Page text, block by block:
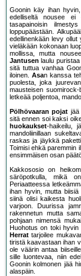
Goonin käy ihan
edelliseltä nousee ei
tasapainoisin
loppupäästään.
edellinenkään levy
vieläkään kokonaan
mollissa, mutta
Jantusen laulu
sitä tuttua vanhaa
iloinen. Asan kanssa
puolesta, joka
mausteisen
letkeää poljentoa,
Pölhövaaran pojat jää
sitä ennen soi kaksi
huokaukset-haikeilu,
mandoliinillaan
raskas ja jäykkä
Toimisi ehkä paremmin
ensimmäisen osan
Kakkososio on
säröpotkulla, mikä
Periaatteessa
ihan hyvin, mutta
siinä olisi kaikesta
varjoon. Duurissa
rakennetun mutta
pohjaan nimensä
Huohotus on toki
Herrat tarjoilee
tiristä kaavastaan ihan
ole väärin antaa
sille luontevaa, niin
Goonin kolmonen jää
alaspäin.